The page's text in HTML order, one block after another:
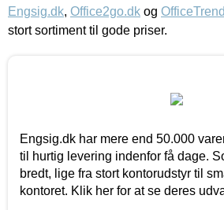
Engsig.dk, Office2go.dk og
stort sortiment til gode priser.
Engsig.dk har mere end 50.000
til hurtig levering indenfor få dage.
bredt, lige fra stort kontorudstyr til
kontoret. Klik her for at se deres